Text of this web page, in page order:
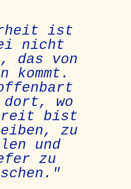
ist
nicht
das von
kommt.
wo
bist
zu
und
zu